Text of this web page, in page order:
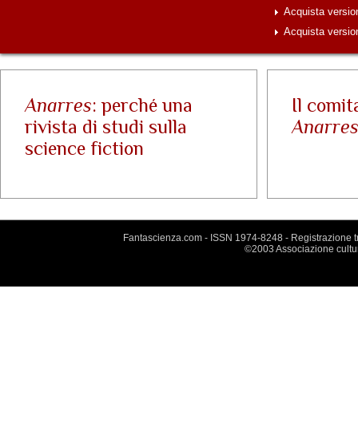
Acquista
Acquista
Anarres: perché una
rivista di studi sulla
science fiction
Il
Anarres
Fantascienza.com - ISSN 1974-8248 -
©2003 Associazione